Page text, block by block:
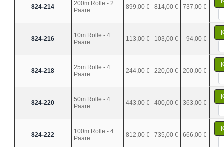
824-214
200m Rolle - 2
Paare
899,00 € 814,00 € 737,00 €
824-216
10m Rolle - 4
Paare
113,00 € 103,00 € 94,00 €
824-218
25m Rolle - 4
Paare
244,00 € 220,00 € 200,00 €
824-220
50m Rolle - 4
Paare
443,00 € 400,00 € 363,00 €
824-222
100m Rolle - 4
Paare
812,00 € 735,00 € 666,00 €